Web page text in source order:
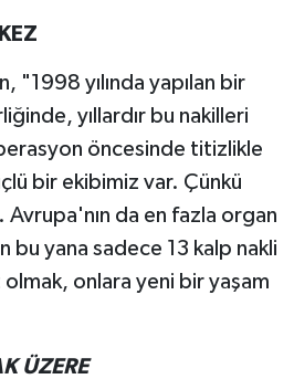
yılında yapılan bir
yıllardır bu nakilleri
öncesinde titizlikle
bir ekibimiz var. Çünkü
Avrupa'nın da en fazla organ
bu yana sadece 13 kalp nakli
onlara yeni bir yaşam
ÜZERE